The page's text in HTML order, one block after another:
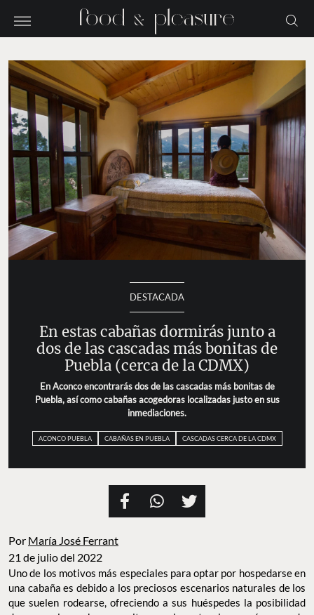
DESTACADA
En estas cabañas dormirás junto a
dos de las cascadas más bonitas de
Puebla (cerca de la CDMX)
En Aconco encontrarás dos de las cascadas más bonitas de
Puebla, así como cabañas acogedoras localizadas justo en sus
inmediaciones.
ACONCO PUEBLA CABAÑAS EN PUEBLA CASCADAS CERCA DE LA CDMX
Por María José Ferrant
21 de julio del 2022
Uno de los motivos más especiales para optar por hospedarse en
una cabaña es debido a los preciosos escenarios naturales de los
que suelen rodearse, ofreciendo a sus huéspedes la posibilidad